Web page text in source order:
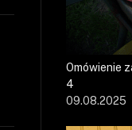
Omówienie
4
09.08.2025